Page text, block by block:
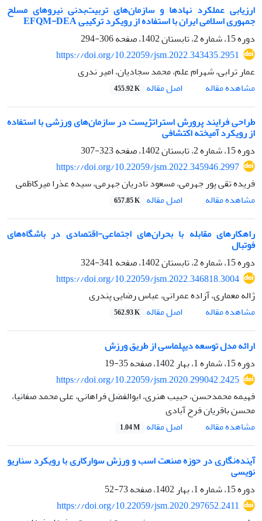
ارزیابی عملکرد نهادها و سازمان‌های تربیت‌بدنی نیروهای مسلح
جمهوری اسلامی ایران با استفاده از رویکرد ترکیبی EFQM-DEA
دوره 15، شماره 2، تابستان 1402، صفحه
306-294
https://doi.org/10.22059/jsm.2022.343435.2951
عمار ترابی، شهرام علم، محمد سجادیان، امیر ندری
مشاهده مقاله
اصل مقاله 455.92 K
طراحی فرایند پرورش استراتژیست در سازمان‌های ورزشی با استفاده
از رویکرد آمیخته اکتشافی
دوره 15، شماره 2، تابستان 1402، صفحه
323-307
https://doi.org/10.22059/jsm.2022.345946.2997
فریده تقی پور جهرمی، مسعود نادریان جهرمی، سیده عذرا میرکاظمی
مشاهده مقاله
اصل مقاله 657.85 K
راهکارهای مقابله با بحران‌های اجتماعی-اقتصادی در باشگاه‌های
فوتبال
دوره 15، شماره 2، تابستان 1402، صفحه
341-324
https://doi.org/10.22059/jsm.2022.346818.3004
ژاله معماری، آزاده عمرانی، عباس رضایی پندری
مشاهده مقاله
اصل مقاله 562.93 K
ارائه مدل توسعه دیپلماسی از طریق ورزش
دوره 15، شماره 1، بهار 1402، صفحه
35-19
https://doi.org/10.22059/jsm.2020.299042.2425
فهیمه محمدحسن، حبیب هنری، ابوالفضل فراهانی، علی محمد صفانیا،
محسن باقریان فرح آبادی
مشاهده مقاله
اصل مقاله 1.04 M
آینده‌نگاری در حوزه صنعت اسب و ورزش سوارکاری با رویکرد سناریو
نویسی
دوره 15، شماره 1، بهار 1402، صفحه
73-52
https://doi.org/10.22059/jsm.2020.297652.2411